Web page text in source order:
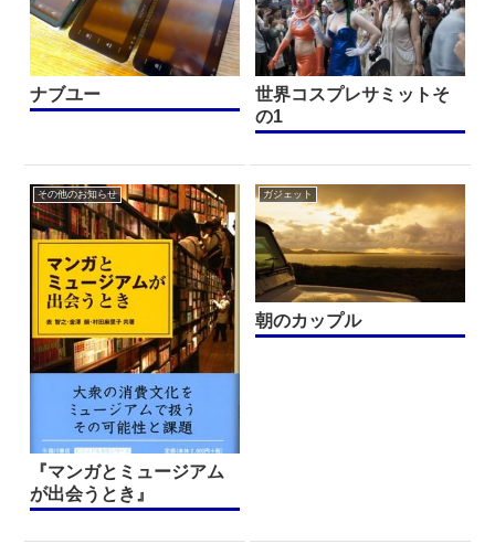
ナブユー
世界コスプレサミットそ
の1
その他のお知らせ
『マンガとミュージアム
が出会うとき』
ガジェット
朝のカップル